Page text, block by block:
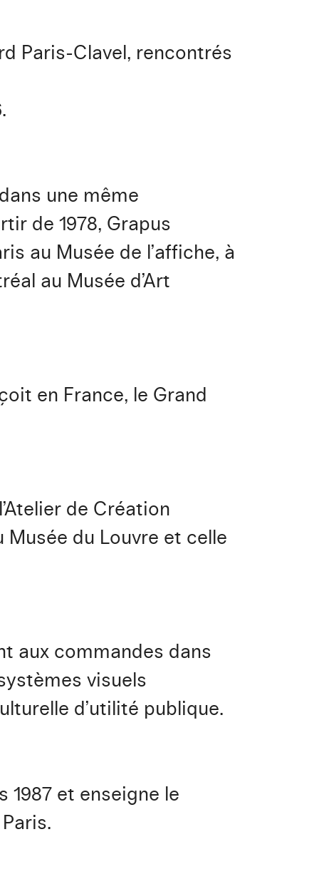
Paris-Clavel, rencontrés
une même
de 1978, Grapus
au Musée de l’affiche, à
au Musée d’Art
en France, le Grand
de Création
Musée du Louvre et celle
aux commandes dans
visuels
d’utilité publique.
1987 et enseigne le